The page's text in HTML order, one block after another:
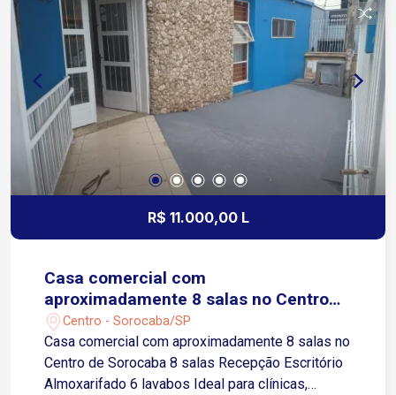
e boa localização, próxima a importantes vias de
acesso da cidade.
R$ 11.000,00 L
Casa comercial com
aproximadamente 8 salas no Centro
de Sorocaba
Centro - Sorocaba/SP
Casa comercial com aproximadamente 8 salas no
Centro de Sorocaba 8 salas Recepção Escritório
Almoxarifado 6 lavabos Ideal para clínicas,